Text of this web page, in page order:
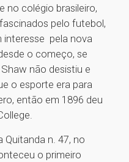
no colégio brasileiro,
pelo futebol,
interesse pela nova
o começo, se
não desistiu e
o esporte era para
então em 1896 deu
Quitanda n. 47, no
o primeiro